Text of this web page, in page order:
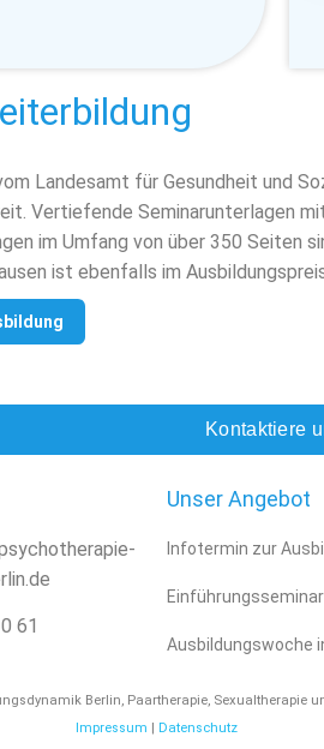
Landesamt für Gesundheit und
Vertiefende Seminarunterlagen
im Umfang von über 350 Seiten
ist ebenfalls im
Kontaktiere
61
Unser Angebot
Infotermin zur
Ausbildungswoche
Berlin, Paartherapie, Sexualtherapie
Impressum | Datenschutz